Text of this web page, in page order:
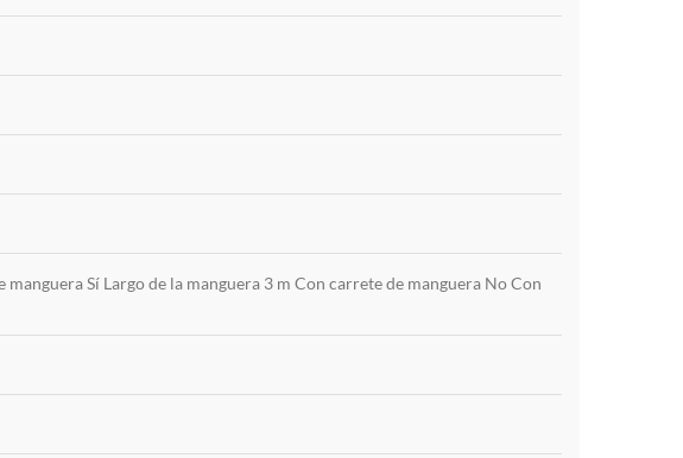
Sí Largo de la manguera 3 m Con carrete de manguera No Con